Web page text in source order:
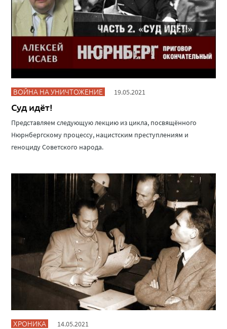
ВОЙНА НА УНИЧТОЖЕНИЕ 19.05.2021
Суд идёт!
Представляем следующую лекцию из цикла, посвящённого
Нюрнбергскому процессу, нацистским преступлениям и
геноциду Советского народа.
ХРОНИКА 14.05.2021